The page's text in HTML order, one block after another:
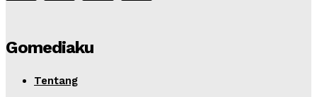
Gomediaku
Tentang